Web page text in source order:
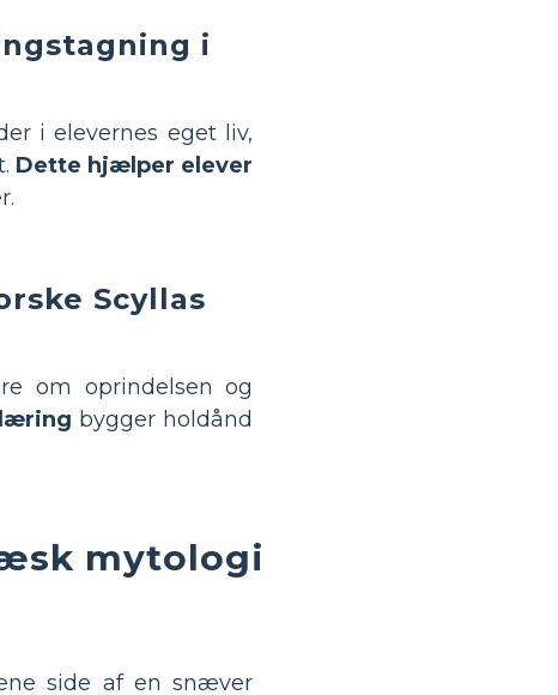
i
i elevernes eget liv,
Dette hjælper elever
Scyllas
om oprindelsen og
bygger holdånd
mytologi
side af en snæver